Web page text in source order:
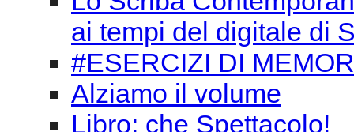
G.Petrucci e B.
Giornata Europea
L’opera lirica
Nicolas Hodges -